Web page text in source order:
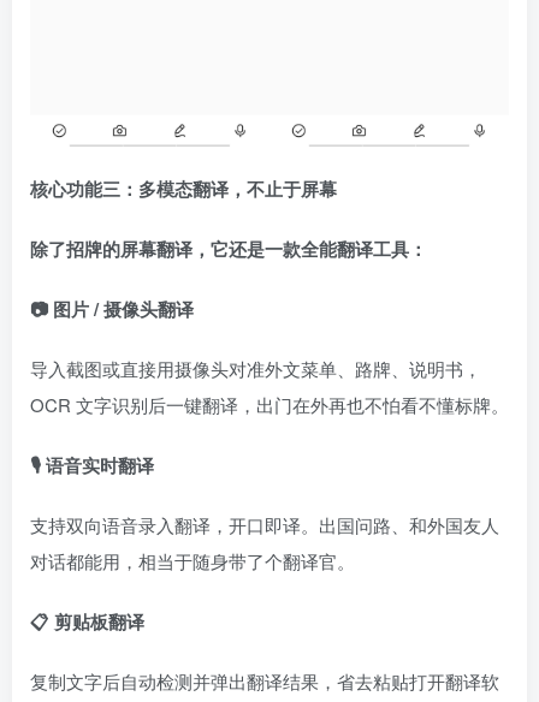
核心功能三：多模态翻译，不止于屏幕
除了招牌的屏幕翻译，它还是一款全能翻译工具：
📷 图片 / 摄像头翻译
导入截图或直接用摄像头对准外文菜单、路牌、说明书，
OCR 文字识别后一键翻译，出门在外再也不怕看不懂标牌。
🎙️ 语音实时翻译
支持双向语音录入翻译，开口即译。出国问路、和外国友人
对话都能用，相当于随身带了个翻译官。
📋 剪贴板翻译
复制文字后自动检测并弹出翻译结果，省去粘贴打开翻译软